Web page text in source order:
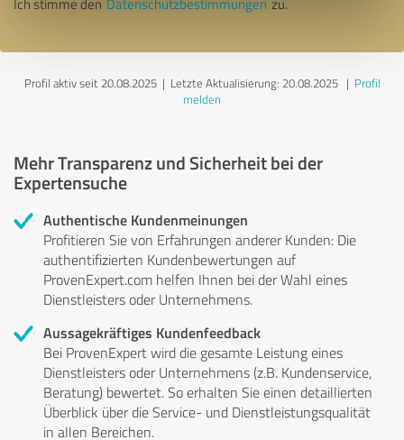
Profil aktiv seit 20.08.2025 | Letzte Aktualisierung: 20.08.2025| Profil
melden
Mehr Transparenz und Sicherheit bei der
Expertensuche
Authentische Kundenmeinungen
Profitieren Sie von Erfahrungen anderer Kunden: Die
authentifizierten Kundenbewertungen auf
ProvenExpert.com helfen Ihnen bei der Wahl eines
Dienstleisters oder Unternehmens.
Aussagekräftiges Kundenfeedback
Bei ProvenExpert wird die gesamte Leistung eines
Dienstleisters oder Unternehmens (z.B. Kundenservice,
Beratung) bewertet. So erhalten Sie einen detaillierten
Überblick über die Service- und Dienstleistungsqualität
in allen Bereichen.